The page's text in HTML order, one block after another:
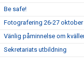
Be safe!
Fotografering 26-27 oktober
Vänlig påminnelse om
Sekretariats utbildning